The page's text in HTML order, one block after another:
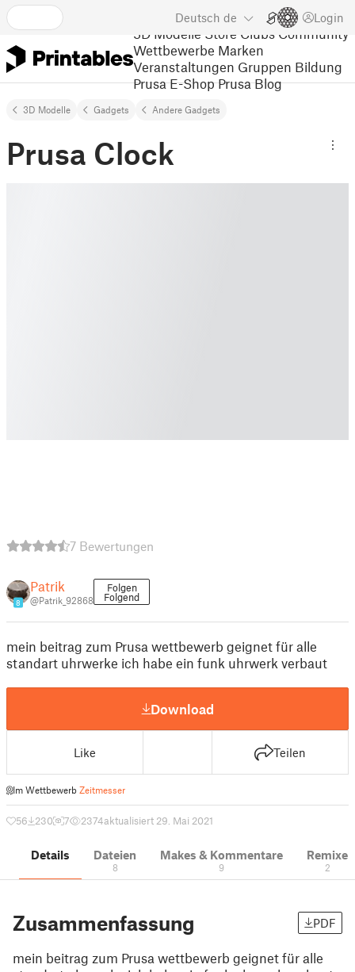
Deutsch de Login
3D Modelle Store Clubs Community
Wettbewerbe Marken
Veranstaltungen Gruppen Bildung
Prusa E-Shop Prusa Blog
3D Modelle Gadgets Andere Gadgets
Prusa Clock
7 Bewertungen
8
Patrik
@Patrik_92868
Folgen
Folgend
mein beitrag zum Prusa wettbewerb geignet für alle
standart uhrwerke ich habe ein funk uhrwerk verbaut
Download
Like Teilen
Im Wettbewerb Zeitmesser
56 230 7 2374aktualisiert 29. Mai 2021
Details Dateien
8
Makes & Kommentare
9
Remixe
2
Zusammenfassung PDF
mein beitrag zum Prusa wettbewerb geignet für alle